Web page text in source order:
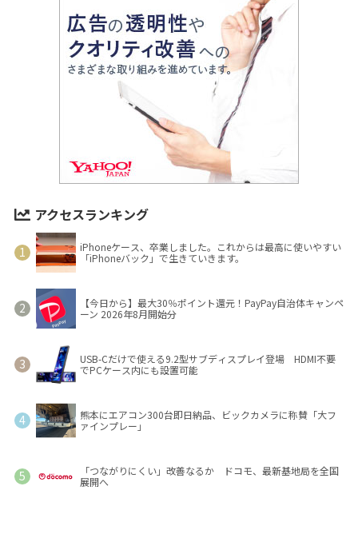
アクセスランキング
iPhoneケース、卒業しました。これからは最高に使いやすい
「iPhoneバック」で生きていきます。
【今日から】最大30％ポイント還元！PayPay自治体キャンペ
ーン 2026年8月開始分
USB-Cだけで使える9.2型サブディスプレイ登場 HDMI不要
でPCケース内にも設置可能
熊本にエアコン300台即日納品、ビックカメラに称賛「大フ
ァインプレー」
「つながりにくい」改善なるか ドコモ、最新基地局を全国
展開へ